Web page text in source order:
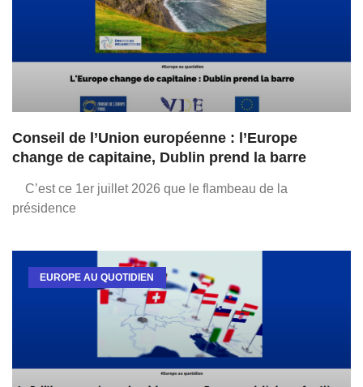
Conseil de l’Union européenne : l’Europe
change de capitaine, Dublin prend la barre
C’est ce 1er juillet 2026 que le flambeau de la
présidence
EUROPE AU QUOTIDIEN